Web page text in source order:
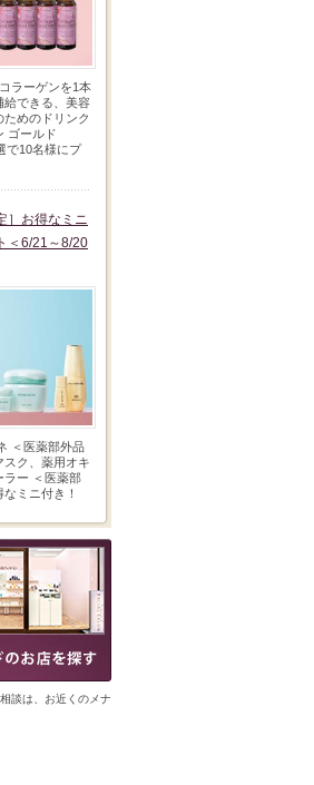
ラーゲンを1本
給できる、美容
ためのドリンク
ゴールド
で10名様にプ
］お得なミニ
＜6/21～8/20
＜医薬部外品
スク、薬用オキ
ラー ＜医薬部
ミニ付き！
談は、お近くのメナ